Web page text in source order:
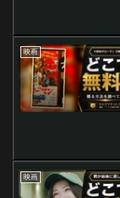
映画
映画